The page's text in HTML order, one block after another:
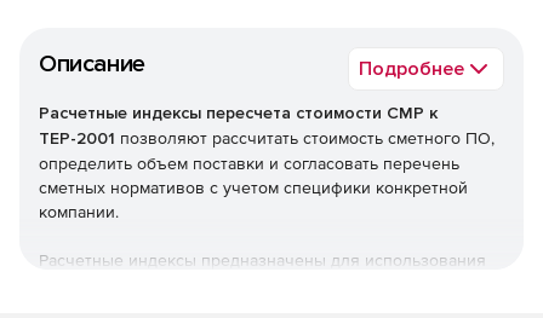
Описание Подробнее
Расчетные индексы пересчета стоимости СМР к
ТЕР-2001 позволяют рассчитать стоимость сметного ПО,
определить объем поставки и согласовать перечень
сметных нормативов с учетом специфики конкретной
компании.
Расчетные индексы предназначены для использования